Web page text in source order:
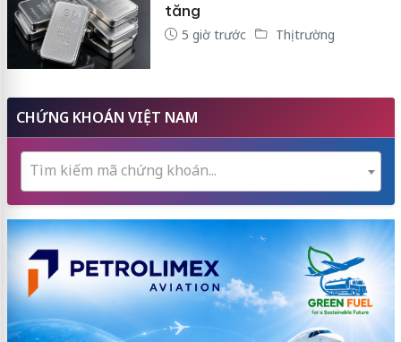
tăng
5 giờ trước Thị trường
CHỨNG KHOÁN VIỆT NAM
Tìm kiếm mã chứng khoán...